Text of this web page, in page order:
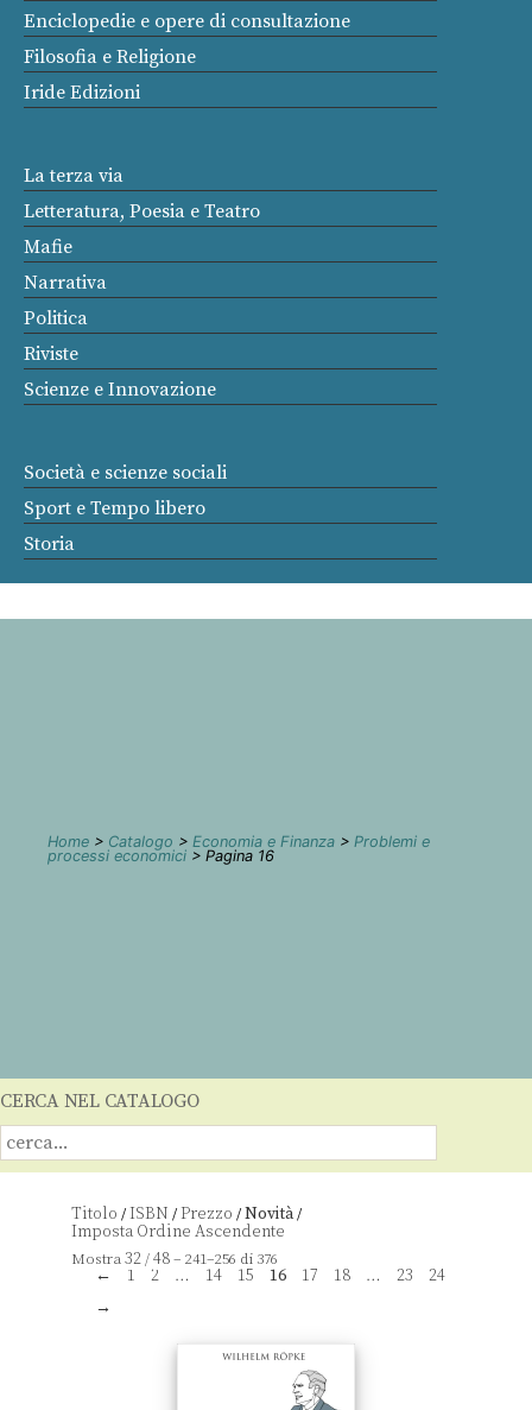
Enciclopedie e opere di consultazione
Filosofia e Religione
Iride Edizioni
La terza via
Letteratura, Poesia e Teatro
Mafie
Narrativa
Politica
Riviste
Scienze e Innovazione
Società e scienze sociali
Sport e Tempo libero
Storia
Home > Catalogo > Economia e Finanza > Problemi e
processi economici > Pagina 16
CERCA NEL CATALOGO
Titolo /ISBN /Prezzo /Novità/
Mostra32/48– 241–256 di 376
← 1 2 … 14 15 16 17 18 … 23
24
→